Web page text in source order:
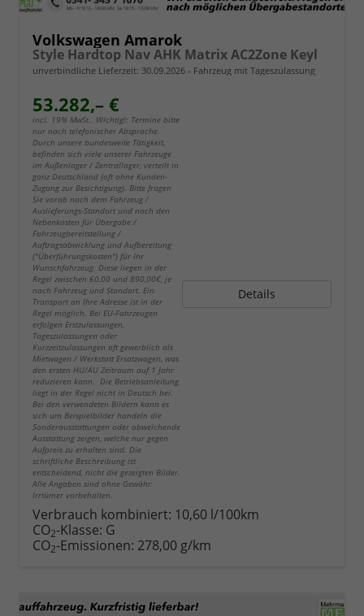
Volkswagen Amarok
Style Hardtop Nav AHK Matrix AC2Zone Keyl
unverbindliche Lieferzeit: 30.09.2026 Fahrzeug mit Tageszulassung
53.282,– €
incl. 19% MwSt.. Wichtig!: Termine bitte
nur nach telefonischer Absprache.
Durch unsere bundesweite Tätigkeit,
befinden sich viele unserer Fahrzeuge
im Außenlager / Zentrallager, verteilt in
ganz Deutschland (oft ohne Kunden-
Zugang zur Besichtigung). Bitte fragen
Sie vorab nach dem Fahrzeug /
Auslieferungs-Standort und nach den
Nebenkosten für Übergabe /
Fahrzeugbereitstellung /
Auftragsabwicklung und Aufbereitung
("Überführungskosten") für Ihr
Wunschfahrzeug. Diese liegen in der
Regel zwischen 60,00 und 890,00€, je
nach Fahrzeug und Standort. Ein
Transport an Ihre Adresse ist in der
Regel möglich. Bei EU-Fahrzeugen
erfolgen Erstzulassungen,
Tageszulassungen oder
Kurzzeitzulassungen oft gewerblich als
Mietwagen / Werkstatt Ersatzwagen, was
den ersten HU/AU Zeitraum auf 1 Jahr
reduzieren kann. Die Betriebsanleitung
liegt in der Regel nicht in Deutsch bei.
Bei den verwendeten Bildern kann es
sich um Beispielbilder handeln die
Sonderausstattungen oder abweichende
Ausstattung zeigen, welche nur gegen
Aufpreis zu erhalten sind. Die
schriftliche Beschreibung ist
entscheidend, nicht die gezeigten Bilder.
Alle Angaben sind ohne Gewähr.
Irrtümer vorbehalten.
Details
Verbrauch kombiniert: 10,60 l/100km
CO2-Klasse: G
CO2-Emissionen: 278,00 g/km